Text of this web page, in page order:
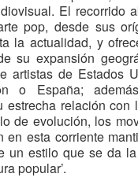
El recorrido
pop, desde sus
la actualidad, y
su expansión
artistas de Estados
o España;
estrecha relación con
de evolución, los
en esta corriente
un estilo que se da
popular’.